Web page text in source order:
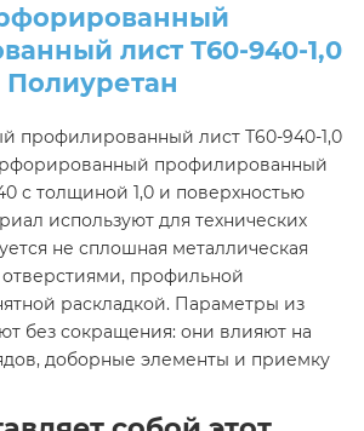
лист Т60-940-1,0
Полиуретан
профилированный лист Т60-940-1,0
профилированный
с толщиной 1,0 и поверхностью
используют для технических
не сплошная металлическая
профильной
раскладкой. Параметры из
без сокращения: они влияют на
доборные элементы и приемку